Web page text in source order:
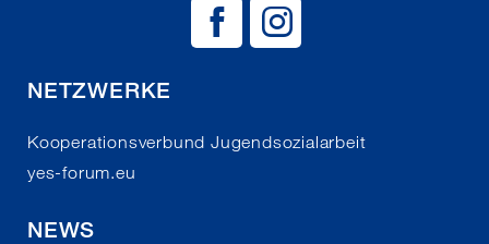
NETZWERKE
Kooperationsverbund Jugendsozialarbeit
yes-forum.eu
NEWS
BAG EJSA